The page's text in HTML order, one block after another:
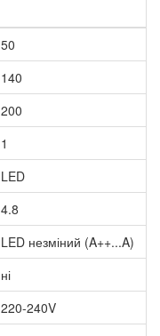
50
140
200
1
LED
4.8
LED незміний (A++...A)
ні
220-240V